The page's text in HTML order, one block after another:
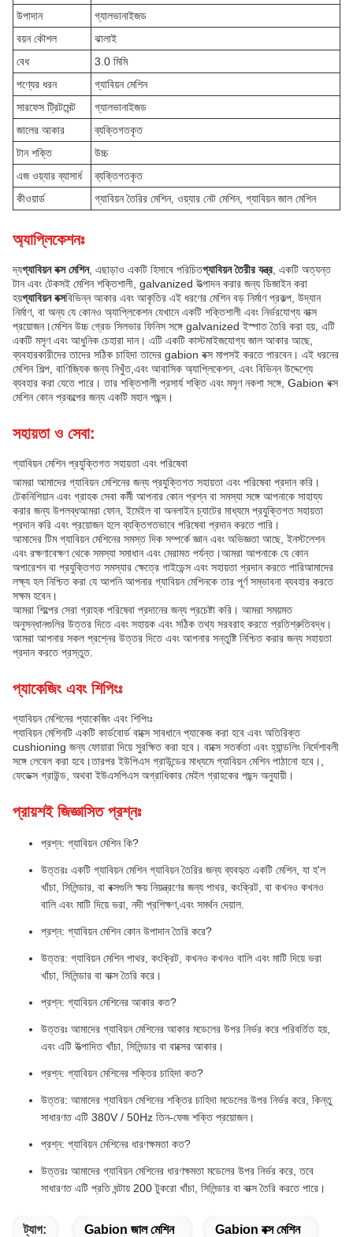
উপাদান
গ্যালভানাইজড
বয়ন কৌশল
ঝালাই
বেধ
3.0 মিমি
পণ্যের ধরন
গ্যাবিয়ন মেশিন
সারফেস ট্রিটমেন্ট
গ্যালভানাইজড
জালের আকার
ব্যক্তিগতকৃত
টান শক্তি
উচ্চ
এজ ওয়্যার ব্যাসার্ধ
ব্যক্তিগতকৃত
কীওয়ার্ড
গ্যাবিয়ন তৈরির মেশিন, ওয়্যার নেট মেশিন, গ্যাবিয়ন জাল মেশিন
অ্যাপ্লিকেশনঃ
দ্যগ্যাবিয়ন বক্স মেশিন, এছাড়াও একটি হিসাবে পরিচিতগ্যাবিয়ন তৈরীর যন্ত্র , একটি অত্যন্ত
টান এবং টেকসই মেশিন শক্তিশালী, galvanized উত্পাদন করার জন্য ডিজাইন করা
হয়গ্যাবিয়ন বক্সবিভিন্ন আকার এবং আকৃতির এই ধরণের মেশিন বড় নির্মাণ প্রকল্প, উদ্যান
নির্মাণ, বা অন্য যে কোনও অ্যাপ্লিকেশন যেখানে একটি শক্তিশালী এবং নির্ভরযোগ্য বাক্স
প্রয়োজন।মেশিন উচ্চ গ্রেড সিলভার ফিনিস সঙ্গে galvanized ইস্পাত তৈরি করা হয়, এটি
একটি মসৃণ এবং আধুনিক চেহারা দান। এটি একটি কাস্টমাইজযোগ্য জাল আকার আছে,
ব্যবহারকারীদের তাদের সঠিক চাহিদা তাদের gabion বক্স মাপসই করতে পারবেন। এই ধরনের
মেশিন শিল্প, বাণিজ্যিক জন্য নিখুঁত,এবং আবাসিক অ্যাপ্লিকেশন, এবং বিভিন্ন উদ্দেশ্যে
ব্যবহার করা যেতে পারে। তার শক্তিশালী প্রসার্য শক্তি এবং মসৃণ নকশা সঙ্গে, Gabion বক্স
মেশিন কোন প্রকল্পের জন্য একটি মহান পছন্দ।
সহায়তা ও সেবা:
গ্যাবিয়ন মেশিন প্রযুক্তিগত সহায়তা এবং পরিষেবা
আমরা আমাদের গ্যাবিয়ন মেশিনের জন্য প্রযুক্তিগত সহায়তা এবং পরিষেবা প্রদান করি।
টেকনিশিয়ান এবং গ্রাহক সেবা কর্মী আপনার কোন প্রশ্ন বা সমস্যা সঙ্গে আপনাকে সাহায্য
করার জন্য উপলব্ধআমরা ফোন, ইমেইল বা অনলাইন চ্যাটের মাধ্যমে প্রযুক্তিগত সহায়তা
প্রদান করি এবং প্রয়োজন হলে ব্যক্তিগতভাবে পরিষেবা প্রদান করতে পারি।
আমাদের টিম গ্যাবিয়ন মেশিনের সমস্ত দিক সম্পর্কে জ্ঞান এবং অভিজ্ঞতা আছে, ইনস্টলেশন
এবং রক্ষণাবেক্ষণ থেকে সমস্যা সমাধান এবং মেরামত পর্যন্ত।আমরা আপনাকে যে কোন
অপারেশন বা প্রযুক্তিগত সমস্যার ক্ষেত্রে গাইডেন্স এবং সহায়তা প্রদান করতে পারিআমাদের
লক্ষ্য হল নিশ্চিত করা যে আপনি আপনার গ্যাবিয়ন মেশিনকে তার পূর্ণ সম্ভাবনা ব্যবহার করতে
সক্ষম হবেন।
আমরা শিল্পের সেরা গ্রাহক পরিষেবা প্রদানের জন্য প্রচেষ্টা করি। আমরা সময়মত
অনুসন্ধানগুলির উত্তর দিতে এবং সহায়ক এবং সঠিক তথ্য সরবরাহ করতে প্রতিশ্রুতিবদ্ধ।
আমরা আপনার সকল প্রশ্নের উত্তর দিতে এবং আপনার সন্তুষ্টি নিশ্চিত করার জন্য সহায়তা
প্রদান করতে প্রস্তুত.
প্যাকেজিং এবং শিপিংঃ
গ্যাবিয়ন মেশিনের প্যাকেজিং এবং শিপিংঃ
গ্যাবিয়ন মেশিনটি একটি কার্ডবোর্ড বাক্সে সাবধানে প্যাকেজ করা হবে এবং অতিরিক্ত
cushioning জন্য ফোয়ারা দিয়ে সুরক্ষিত করা হবে। বাক্সে সতর্কতা এবং হ্যান্ডলিং নির্দেশাবলী
সঙ্গে লেবেল করা হবে।তারপর ইউপিএস গ্রাউন্ডের মাধ্যমে গ্যাবিয়ন মেশিন পাঠানো হবে।,
ফেডেক্স গ্রাউন্ড, অথবা ইউএসপিএস অগ্রাধিকার মেইল গ্রাহকের পছন্দ অনুযায়ী।
প্রায়শই জিজ্ঞাসিত প্রশ্নঃ
প্রশ্ন: গ্যাবিয়ন মেশিন কি?
উত্তরঃ একটি গ্যাবিয়ন মেশিন গ্যাবিয়ন তৈরির জন্য ব্যবহৃত একটি মেশিন, যা হ'ল
খাঁচা, সিলিন্ডার, বা বক্সগুলি ক্ষয় নিয়ন্ত্রণের জন্য পাথর, কংক্রিট, বা কখনও কখনও
বালি এবং মাটি দিয়ে ভরা, নদী প্রশিক্ষণ,এবং সমর্থন দেয়াল.
প্রশ্ন: গ্যাবিয়ন মেশিন কোন উপাদান তৈরি করে?
উত্তর: গ্যাবিয়ন মেশিন পাথর, কংক্রিট, কখনও কখনও বালি এবং মাটি দিয়ে ভরা
খাঁচা, সিলিন্ডার বা বাক্স তৈরি করে।
প্রশ্ন: গ্যাবিয়ন মেশিনের আকার কত?
উত্তরঃ আমাদের গ্যাবিয়ন মেশিনের আকার মডেলের উপর নির্ভর করে পরিবর্তিত হয়,
এবং এটি উত্পাদিত খাঁচা, সিলিন্ডার বা বাক্সের আকার।
প্রশ্ন: গ্যাবিয়ন মেশিনের শক্তির চাহিদা কত?
উত্তর: আমাদের গ্যাবিয়ন মেশিনের শক্তির চাহিদা মডেলের উপর নির্ভর করে, কিন্তু
সাধারণত এটি 380V / 50Hz তিন-ফেজ শক্তি প্রয়োজন।
প্রশ্ন: গ্যাবিয়ন মেশিনের ধারণক্ষমতা কত?
উত্তরঃ আমাদের গ্যাবিয়ন মেশিনের ধারণক্ষমতা মডেলের উপর নির্ভর করে, তবে
সাধারণত এটি প্রতি ঘন্টায় 200 টুকরো খাঁচা, সিলিন্ডার বা বাক্স তৈরি করতে পারে।
ট্যাগ: Gabion জাল মেশিন Gabion বক্স মেশিন